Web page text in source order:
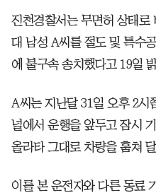
진천경찰서는 무면허 상태로
대 남성 A씨를 절도 및 특수
에 불구속 송치했다고 19일
A씨는 지난달 31일 오후 2시
널에서 운행을 앞두고 잠시
올라타 그대로 차량을 훔쳐
이를 본 운전자와 다른 동료